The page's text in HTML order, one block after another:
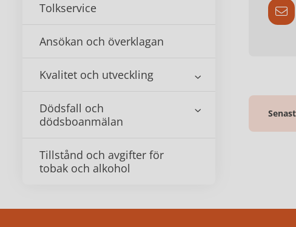
Tolkservice
Ansökan och överklagan
Kvalitet och utveckling
Dödsfall och
dödsboanmälan
Tillstånd och avgifter för
tobak och alkohol